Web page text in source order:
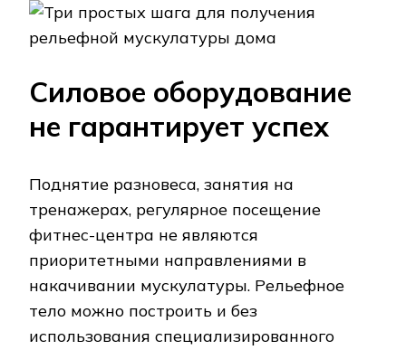
Силовое оборудование
не гарантирует успех
Поднятие разновеса, занятия на
тренажерах, регулярное посещение
фитнес-центра не являются
приоритетными направлениями в
накачивании мускулатуры. Рельефное
тело можно построить и без
использования специализированного